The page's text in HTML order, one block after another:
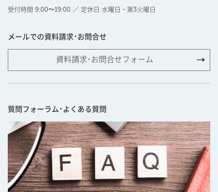
受付時間 9:00〜19:00 ／ 定休日 水曜日・第3火曜日
メールでの資料請求･お問合せ
資料請求･お問合せフォーム
質問フォーラム･よくある質問